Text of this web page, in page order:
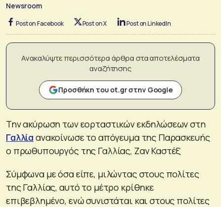
Newsroom
Post on Facebook Post on X Post on LinkedIn
Ανακαλύψτε περισσότερα άρθρα στα αποτελέσματα
αναζήτησης
Προσθήκη του ot.gr στην Google
Την ακύρωση των εορταστικών εκδηλώσεων στη
Γαλλία ανακοίνωσε το απόγευμα της Παρασκευής
ο πρωθυπουργός της Γαλλίας, Ζαν Καστέξ
Σύμφωνα με όσα είπε, μιλώντας στους πολίτες
της Γαλλίας, αυτό το μέτρο κρίθηκε
επιβεβλημένο, ενώ συνιστάται και στους πολίτες